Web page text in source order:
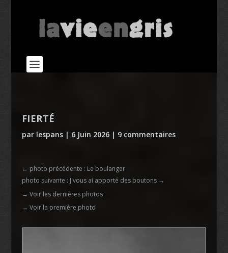
FIERTÉ
par lespans| 6 Juin 2026| 9 commentaires
← photo précédente : Le boulanger
photo suivante : J'vous ai apporté des boutons→
→ Voir les dernières photos
→ Voir la première photo